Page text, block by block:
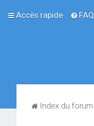
Accès rapide FAQ
Index du forum